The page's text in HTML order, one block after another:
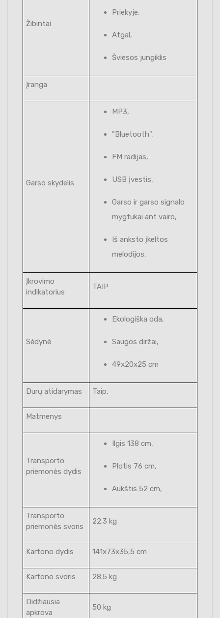
Žibintai
Priekyje,
Atgal,
Šviesos jungiklis
Įranga
Garso skydelis
MP3,
"Bluetooth",
FM radijas,
USB įvestis,
Garso ir garso signalo
mygtukai ant vairo,
Iš anksto įkeltos
melodijos,
Įkrovimo
indikatorius
TAIP
Sėdynė
Ekologiška oda,
Saugos diržai,
49x20x25 cm
Durų atidarymas Taip,
Matmenys
Transporto
priemonės dydis
Ilgis 138 cm,
Plotis 76 cm,
Aukštis 52 cm,
Transporto
priemonės svoris
22.3 kg
Kartono dydis 141x73x35,5 cm
Kartono svoris 28.5 kg
Didžiausia
apkrova
50 kg